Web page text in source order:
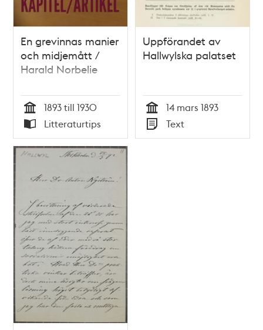
En grevinnas manier
och midjemått /
Harald Norbelie
Tid
1893 till 1930
Typ
Litteraturtips
Uppförandet av
Hallwylska palatset
Tid
14 mars 1893
Typ
Text